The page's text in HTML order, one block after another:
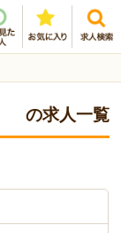
の求人一覧